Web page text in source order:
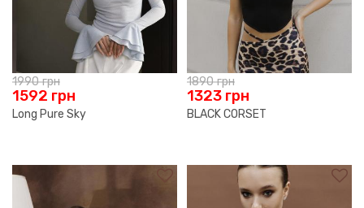
1990грн
1592 грн
Long Pure Sky
1890грн
1323 грн
BLACK CORSET